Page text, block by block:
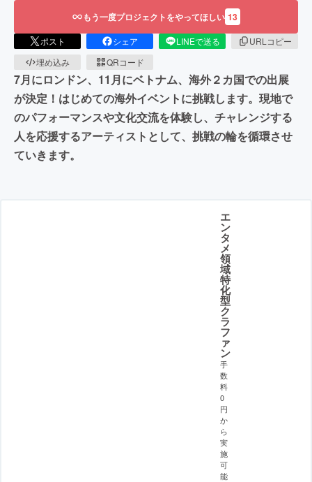
もう一度プロジェクトをやってほしい 13
ポスト シェア LINEで送る
URLコピー
埋め込み
QRコード
7月にロンドン、11月にベトナム、海外２カ国での出展
が決定！はじめての海外イベントに挑戦します。現地で
のパフォーマンスや文化交流を体験し、チャレンジする
人を応援するアーティストとして、挑戦の輪を循環させ
ていきます。
エ
ン
タ
メ
領
域
特
化
型
ク
ラ
フ
ァ
ン
手
数
料
0
円
か
ら
実
施
可
能